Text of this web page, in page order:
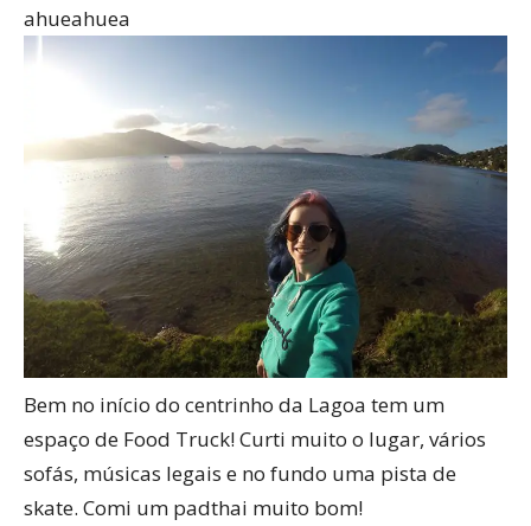
ahueahuea
Bem no início do centrinho da Lagoa tem um
espaço de Food Truck! Curti muito o lugar, vários
sofás, músicas legais e no fundo uma pista de
skate. Comi um padthai muito bom!